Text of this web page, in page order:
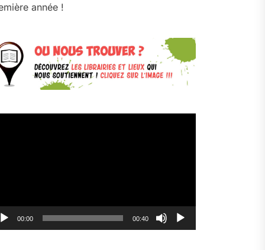
année !
00:00 00:40